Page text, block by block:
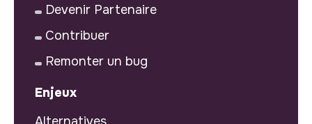
Devenir Partenaire
Contribuer
Remonter un bug
Enjeux